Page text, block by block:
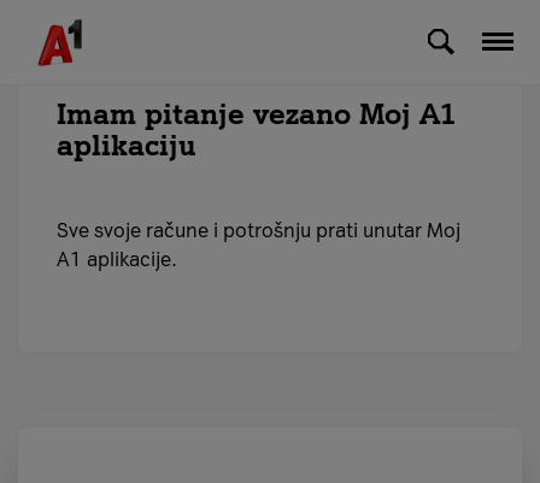
Skip to Main Content
Imam pitanje vezano Moj A1
aplikaciju
Sve svoje račune i potrošnju prati unutar Moj
A1 aplikacije.